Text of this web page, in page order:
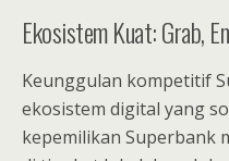
Ekosistem Kuat: Grab,
Keunggulan kompetitif
ekosistem digital yang
kepemilikan Superbank